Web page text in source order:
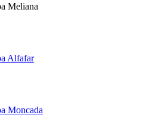
Meliana
Alfafar
Moncada